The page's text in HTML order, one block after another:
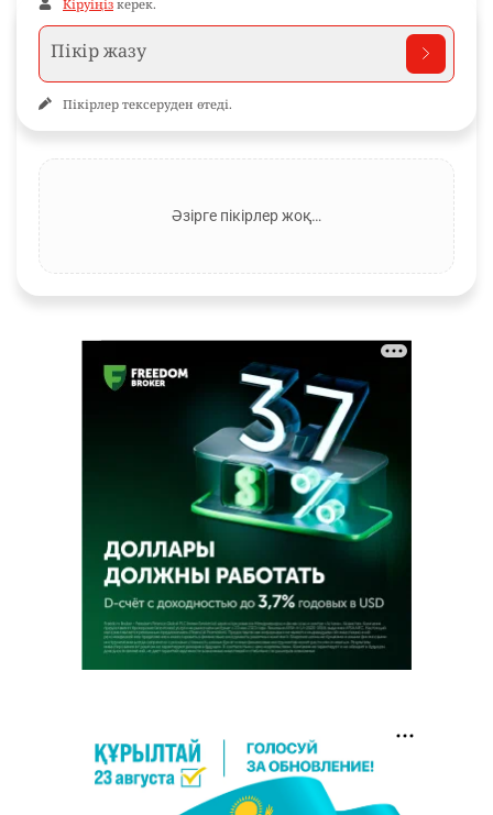
Кіруіңіз керек.
Пікірлер тексеруден өтеді.
Әзірге пікірлер жоқ…